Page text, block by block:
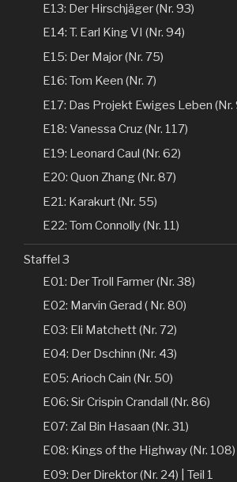
E13: Der Hirschjäger (Nr. 93)
E14: T. Earl King VI (Nr. 94)
E15: Der Major (Nr. 75)
E16: Tom Keen (Nr. 7)
E17: Das Projekt Ewiges Leben (Nr.
E18: Vanessa Cruz (Nr. 117)
E19: Leonard Caul (Nr. 62)
E20: Quon Zhang (Nr. 87)
E21: Karakurt (Nr. 55)
E22: Tom Connolly (Nr. 11)
Staffel 3
E01: Der Troll Farmer (Nr. 38)
E02: Marvin Gerad ( Nr. 80)
E03: Eli Matchett (Nr. 72)
E04: Der Dschinn (Nr. 43)
E05: Arioch Cain (Nr. 50)
E06: Sir Crispin Crandall (Nr. 86)
E07: Zal Bin Hasaan (Nr. 31)
E08: Kings of the Highway (Nr. 108)
E09: Der Direktor (Nr. 24) | Teil 1